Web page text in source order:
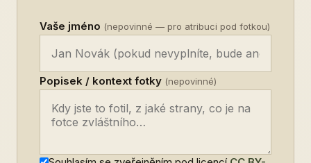
Vaše jméno (nepovinné — pro atribuci pod fotkou)
Popisek / kontext fotky (nepovinné)